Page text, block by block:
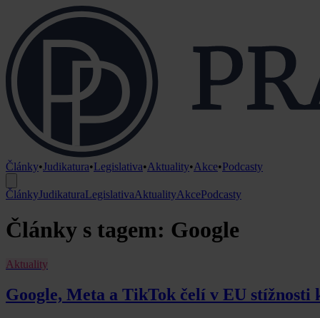
Články•Judikatura•Legislativa•Aktuality•Akce•Podcasty
ČlánkyJudikaturaLegislativaAktualityAkcePodcasty
Články s tagem: Google
Aktuality
Google, Meta a TikTok čelí v EU